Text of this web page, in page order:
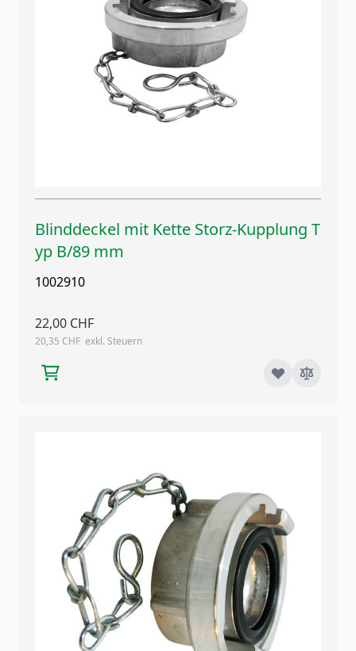
Blinddeckel mit Kette Storz-Kupplung T
yp B/89 mm
1002910
22,00 CHF
20,35 CHF